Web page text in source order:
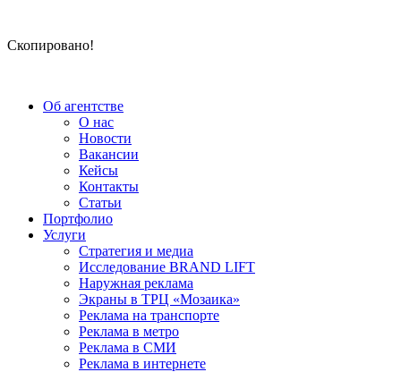
Скопировано!
Об агентстве
О нас
Новости
Вакансии
Кейсы
Контакты
Статьи
Портфолио
Услуги
Стратегия и медиа
Исследование BRAND LIFT
Наружная реклама
Экраны в ТРЦ «Мозаика»
Реклама на транспорте
Реклама в метро
Реклама в СМИ
Реклама в интернете